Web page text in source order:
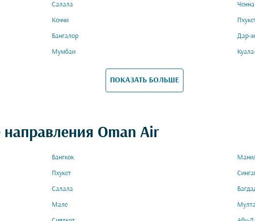
Салала
Коччи
Бангалор Дар-
Мумбаи
ПОКАЗАТЬ БОЛЬШЕ
Oman Air
Бангкок
Пхукет
Салала
Мале